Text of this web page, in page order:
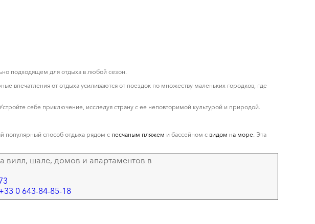
подходящем для отдыха в любой сезон.
от отдыха усиливаются от поездок по множеству маленьких городков, где
себе приключение, исследуя страну с ее неповторимой культурой и природой.
популярный способ отдыха рядом с песчаным пляжем и бассейном с видом на море. Эта
вилл, шале, домов и апартаментов в
0 643-84-85-18